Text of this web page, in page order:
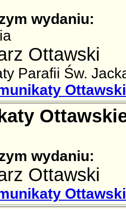
wydaniu:
Ottawski
Parafii Św.
wydaniu:
Ottawski